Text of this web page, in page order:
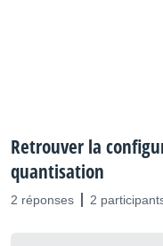
Retrouver la
quantisation
2 réponses 2